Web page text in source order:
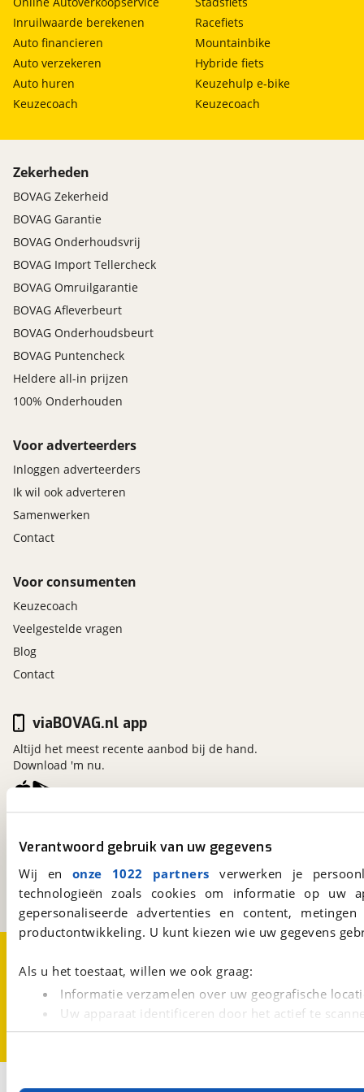
Verantwoord gebruik van uw gegevens
Wij en onze 1022 partners verwerken je
technologieën zoals cookies om informatie op
gepersonaliseerde advertenties en content,
productontwikkeling. U kunt kiezen wie uw gegevens
Als u het toestaat, willen we ook graag:
Informatie verzamelen over uw geografische
Uw apparaat identificeren door het actief te
Lees meer over hoe uw persoonlijke gegevens worden
Inruilwaarde berekenen
Auto financieren
Auto verzekeren
Auto huren
Keuzecoach
Racefiets
Mountainbike
Hybride fiets
Keuzehulp e-bike
Keuzecoach
Zekerheden
BOVAG Zekerheid
BOVAG Garantie
BOVAG Onderhoudsvrij
BOVAG Import Tellercheck
BOVAG Omruilgarantie
BOVAG Afleverbeurt
BOVAG Onderhoudsbeurt
BOVAG Puntencheck
Heldere all-in prijzen
100% Onderhouden
Voor adverteerders
Inloggen adverteerders
Ik wil ook adverteren
Samenwerken
Contact
Voor consumenten
Keuzecoach
Veelgestelde vragen
Blog
Contact
Kosterijland15
Een initiatief van
BOVAG
viaBOVAG.nl app
Altijd het meest recente aanbod bij de hand.
Download 'm nu.
CookievoorkeurenVacatures